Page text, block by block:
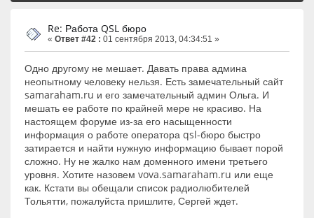
Re: Работа QSL бюро
« Ответ #42 : 01 сентября 2013, 04:34:51 »
Одно другому не мешает. Давать права админа
неопытному человеку нельзя. Есть замечательный сайт
samaraham.ru и его замечательный админ Ольга. И
мешать ее работе по крайней мере не красиво. На
настоящем форуме из-за его насыщенности
информация о работе оператора qsl-бюро быстро
затирается и найти нужную информацию бывает порой
сложно. Ну не жалко нам доменного имени третьего
уровня. Хотите назовем vova.samaraham.ru или еще
как. Кстати вы обещали список радиолюбителей
Тольятти, пожалуйста пришлите, Сергей ждет.